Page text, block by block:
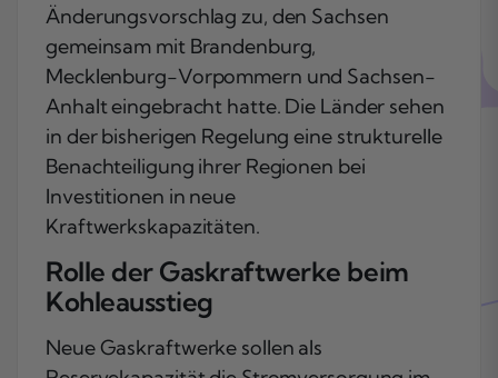
Änderungsvorschlag zu, den Sachsen
gemeinsam mit Brandenburg,
Mecklenburg-Vorpommern und Sachsen-
Anhalt eingebracht hatte. Die Länder sehen
in der bisherigen Regelung eine strukturelle
Benachteiligung ihrer Regionen bei
Investitionen in neue
Kraftwerkskapazitäten.
Rolle der Gaskraftwerke beim
Kohleausstieg
Neue Gaskraftwerke sollen als